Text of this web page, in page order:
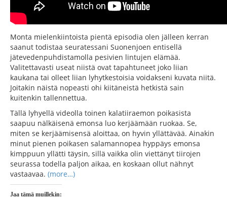
Monta mielenkiintoista pientä episodia olen jälleen kerran
saanut todistaa seuratessani Suonenjoen entisellä
jätevedenpuhdistamolla pesivien lintujen elämää.
Valitettavasti useat niistä ovat tapahtuneet joko liian
kaukana tai olleet liian lyhytkestoisia voidakseni kuvata niitä.
Joitakin näistä nopeasti ohi kiitäneistä hetkistä sain
kuitenkin tallennettua.
Tällä lyhyellä videolla toinen kalatiiraemon poikasista
saapuu nälkäisenä emonsa luo kerjäämään ruokaa. Se,
miten se kerjäämisensä aloittaa, on hyvin yllättävää. Ainakin
minut pienen poikasen salamannopea hyppäys emonsa
kimppuun yllätti täysin, sillä vaikka olin viettänyt tiirojen
seurassa todella paljon aikaa, en koskaan ollut nähnyt
vastaavaa. (more…)
Jaa tämä muillekin: